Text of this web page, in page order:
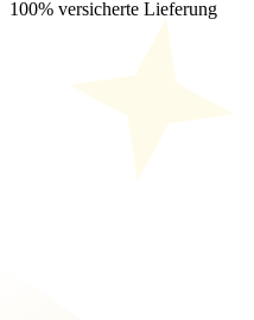
100% versicherte Lieferung